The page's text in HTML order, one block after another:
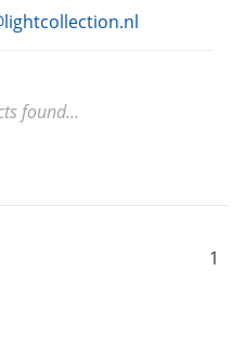
found...
1